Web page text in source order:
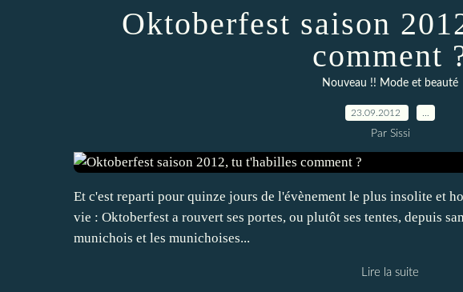
Oktoberfest saison
comment
Nouveau !! Mode et beauté
23.09.2012
Par Sissi
Et c'est reparti pour quinze jours de l'évènement le plus insolite et
vie : Oktoberfest a rouvert ses portes, ou plutôt ses tentes, depuis
munichois et les munichoises...
Lire la suite